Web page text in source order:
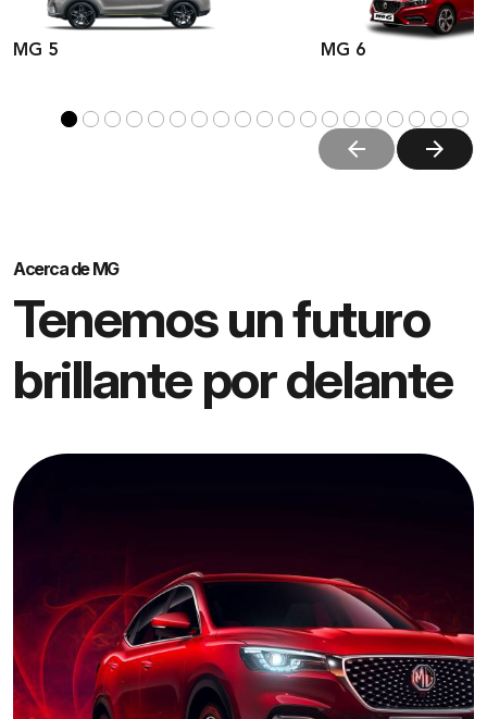
MG 5 MG 6
arrow_back arrow_forward
Acerca de MG
Tenemos un futuro
brillante por delante